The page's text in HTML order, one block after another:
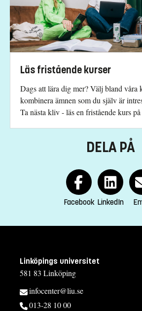
anki.rune@liu.se
013-28 24 03
Kinga Barrafrem, studierektor
kinga.barrafrem@liu.se
013-28 15 47
Åsa Carmesten,
Läs fristående kurser
Dags att lära dig mer? Välj bland våra
kombinera ämnen som du själv är
Ta nästa kliv - läs en fristående kurs
DELA PÅ
Facebook LinkedIn
Linköpings universitet
581 83 Linköping
infocenter@liu.se
013-28 10 00